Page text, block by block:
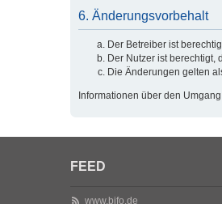
6. Änderungsvorbehalt
Der Betreiber ist
Der Nutzer ist berechtigt,
Die Änderungen gelten
Informationen über den
FEED
www.bifo.de